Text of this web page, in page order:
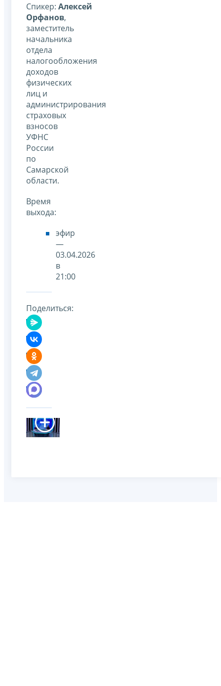
Спикер: Алексей
Орфанов,
заместитель
начальника
отдела
налогообложения
доходов
физических
лиц и
администрирования
страховых
взносов
УФНС
России
по
Самарской
области.
Время
выхода:
эфир
—
03.04.2026
в
21:00
Поделиться: